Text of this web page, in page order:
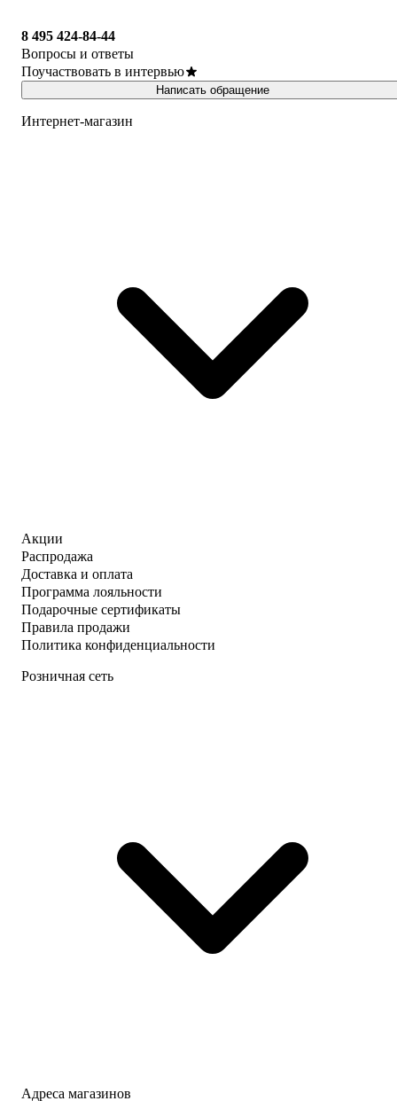
8 495 424-84-44
Вопросы и ответы
Поучаствовать в интервью
Написать обращение
Интернет-магазин
Акции
Распродажа
Доставка и оплата
Программа лояльности
Подарочные сертификаты
Правила продажи
Политика конфиденциальности
Розничная сеть
Адреса магазинов